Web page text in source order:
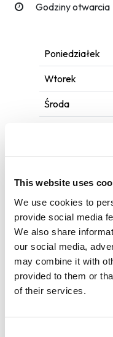
This website uses
We use cookies to
provide social media
We also share
our social media,
may combine it with
provided to them or
of their services.
Godziny otwarcia
Poniedziałek
Wtorek
Środa
Piątek
Sobota
Niedziela
535206206